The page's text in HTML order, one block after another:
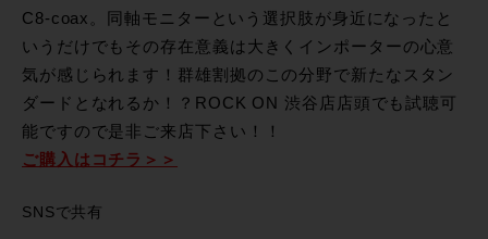
C8-coax。同軸モニターという選択肢が身近になったと
いうだけでもその存在意義は大きくインポーターの心意
気が感じられます！群雄割拠のこの分野で新たなスタン
ダードとなれるか！？ROCK ON 渋谷店店頭でも試聴可
能ですので是非ご来店下さい！！
ご購入はコチラ＞＞
SNSで共有